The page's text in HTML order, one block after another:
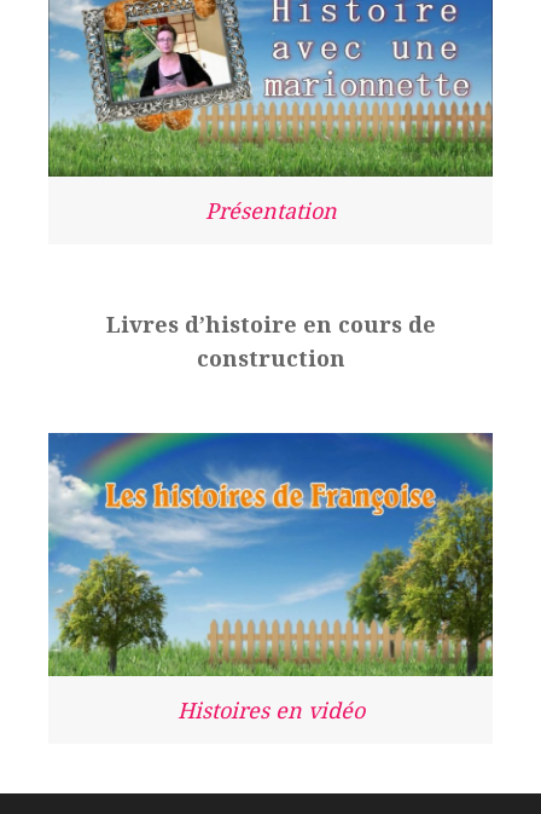
Présentation
Livres d’histoire en cours de
construction
Histoires en vidéo